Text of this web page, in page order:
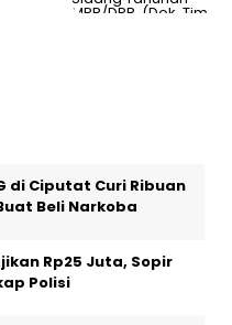
di Ciputat Curi Ribuan
Beli Narkoba
Rp25 Juta, Sopir
Polisi